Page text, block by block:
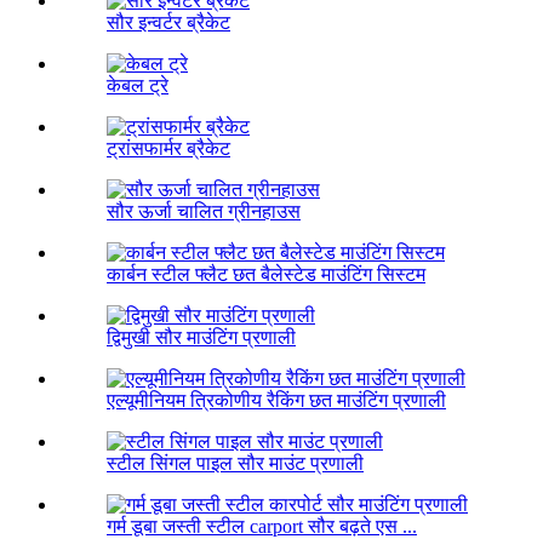
सौर इन्वर्टर ब्रैकेट
केबल ट्रे
ट्रांसफार्मर ब्रैकेट
सौर ऊर्जा चालित ग्रीनहाउस
कार्बन स्टील फ्लैट छत बैलेस्टेड माउंटिंग सिस्टम
द्विमुखी सौर माउंटिंग प्रणाली
एल्यूमीनियम त्रिकोणीय रैकिंग छत माउंटिंग प्रणाली
स्टील सिंगल पाइल सौर माउंट प्रणाली
गर्म डूबा जस्ती स्टील carport सौर बढ़ते एस ...